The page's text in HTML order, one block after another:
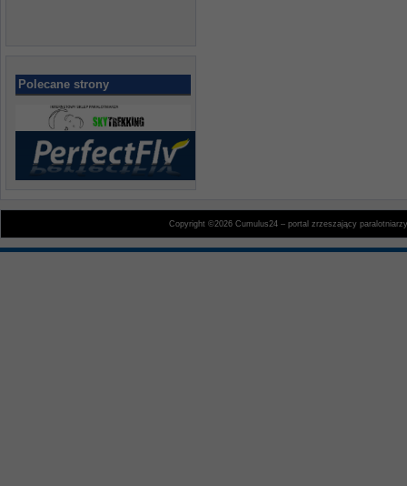
Polecane strony
Copyright ©2026 Cumulus24 – portal zrzeszający